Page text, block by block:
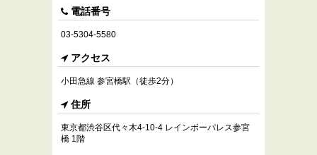
電話番号
03-5304-5580
アクセス
小田急線 参宮橋駅（徒歩2分）
住所
東京都渋谷区代々木4-10-4 レインボーパレス参宮
橋 1階